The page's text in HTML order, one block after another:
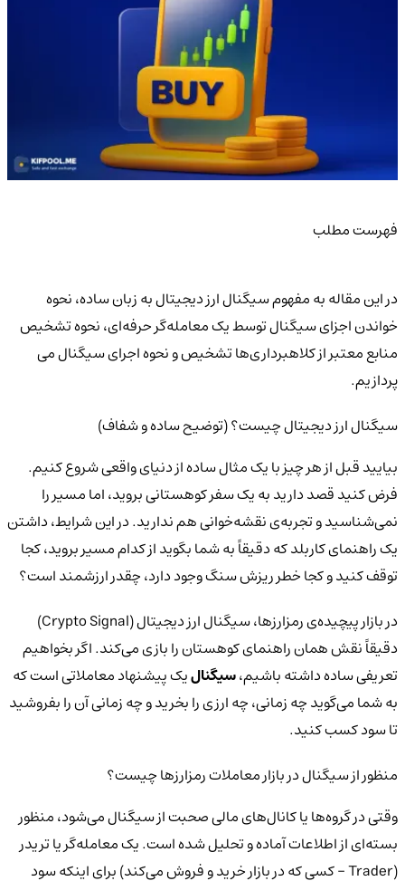
فهرست مطلب
در این مقاله به مفهوم سیگنال ارز دیجیتال به زبان ساده، نحوه
خواندن اجزای سیگنال توسط یک معامله‌گر حرفه‌ای، نحوه تشخیص
منابع معتبر از کلاهبرداری‌ها تشخیص و نحوه اجرای سیگنال می
پردازیم.
سیگنال ارز دیجیتال چیست؟ (توضیح ساده و شفاف)
بیایید قبل از هر چیز با یک مثال ساده از دنیای واقعی شروع کنیم.
فرض کنید قصد دارید به یک سفر کوهستانی بروید، اما مسیر را
نمی‌شناسید و تجربه‌ی نقشه‌خوانی هم ندارید. در این شرایط، داشتن
یک راهنمای کاربلد که دقیقاً به شما بگوید از کدام مسیر بروید، کجا
توقف کنید و کجا خطر ریزش سنگ وجود دارد، چقدر ارزشمند است؟
در بازار پیچیده‌ی رمزارزها، سیگنال ارز دیجیتال (Crypto Signal)
دقیقاً نقش همان راهنمای کوهستان را بازی می‌کند. اگر بخواهیم
تعریفی ساده داشته باشیم،سیگنالیک پیشنهاد معاملاتی است که
به شما می‌گوید چه زمانی، چه ارزی را بخرید و چه زمانی آن را بفروشید
تا سود کسب کنید.
منظور از سیگنال در بازار معاملات رمزارزها چیست؟
وقتی در گروه‌ها یا کانال‌های مالی صحبت از سیگنال می‌شود، منظور
بسته‌ای از اطلاعات آماده و تحلیل‌ شده است. یک معامله‌گر یا تریدر
(Trader - کسی که در بازار خرید و فروش می‌کند) برای اینکه سود